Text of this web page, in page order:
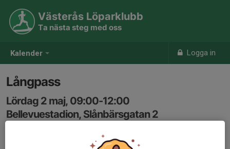
Kalender Logga in
Västerås Löparklubb
Ta nästa steg med oss
Långpass
Lördag 2 maj, 09:00-12:00
Bellevuestadion, Slånbärsgatan 2